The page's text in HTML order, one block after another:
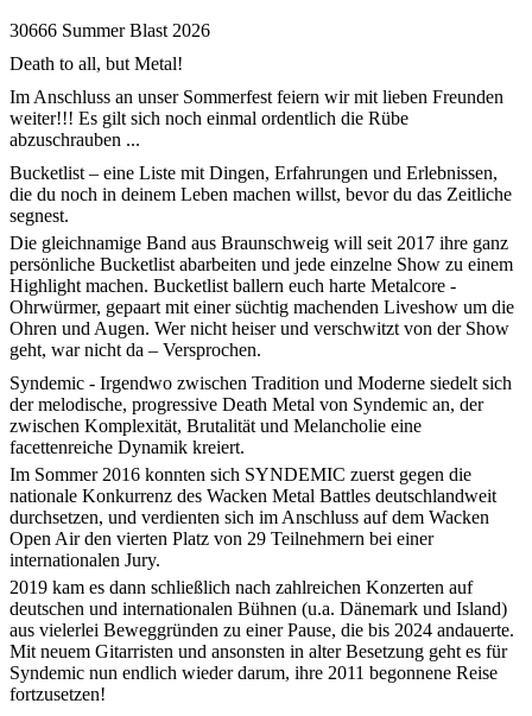
30666 Summer Blast 2026
Death to all, but Metal!
Im Anschluss an unser Sommerfest feiern wir mit lieben Freunden
weiter!!! Es gilt sich noch einmal ordentlich die Rübe
abzuschrauben ...
Bucketlist – eine Liste mit Dingen, Erfahrungen und Erlebnissen,
die du noch in deinem Leben machen willst, bevor du das Zeitliche
segnest.
Die gleichnamige Band aus Braunschweig will seit 2017 ihre ganz
persönliche Bucketlist abarbeiten und jede einzelne Show zu einem
Highlight machen. Bucketlist ballern euch harte Metalcore -
Ohrwürmer, gepaart mit einer süchtig machenden Liveshow um die
Ohren und Augen. Wer nicht heiser und verschwitzt von der Show
geht, war nicht da – Versprochen.
Syndemic - Irgendwo zwischen Tradition und Moderne siedelt sich
der melodische, progressive Death Metal von Syndemic an, der
zwischen Komplexität, Brutalität und Melancholie eine
facettenreiche Dynamik kreiert.
Im Sommer 2016 konnten sich SYNDEMIC zuerst gegen die
nationale Konkurrenz des Wacken Metal Battles deutschlandweit
durchsetzen, und verdienten sich im Anschluss auf dem Wacken
Open Air den vierten Platz von 29 Teilnehmern bei einer
internationalen Jury.
2019 kam es dann schließlich nach zahlreichen Konzerten auf
deutschen und internationalen Bühnen (u.a. Dänemark und Island)
aus vielerlei Beweggründen zu einer Pause, die bis 2024 andauerte.
Mit neuem Gitarristen und ansonsten in alter Besetzung geht es für
Syndemic nun endlich wieder darum, ihre 2011 begonnene Reise
fortzusetzen!